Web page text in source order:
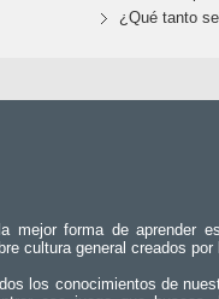
¿Qué tanto
mejor forma de aprender
cultura general creados
los conocimientos de